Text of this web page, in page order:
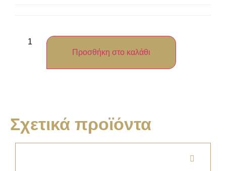
Προσθήκη στο καλάθι
Σχετικά προϊόντα